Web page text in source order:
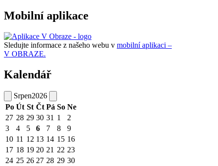
Mobilní aplikace
Sledujte informace z našeho webu v mobilní aplikaci –
V OBRAZE.
Kalendář
Srpen2026
Po Út St Čt Pá So Ne
27 28 29 30 31 1
2
3
4 5 6 7 8
9
10 11 12 13 14 15 16
17 18 19 20 21 22 23
24 25 26 27 28 29 30